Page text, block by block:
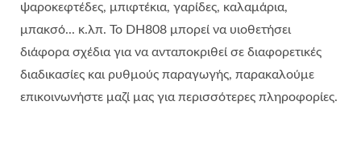
ψαροκεφτέδες, μπιφτέκια, γαρίδες, καλαμάρια,
μπακσό... κ.λπ. Το DH808 μπορεί να υιοθετήσει
διάφορα σχέδια για να ανταποκριθεί σε διαφορετικές
διαδικασίες και ρυθμούς παραγωγής, παρακαλούμε
επικοινωνήστε μαζί μας για περισσότερες πληροφορίες.